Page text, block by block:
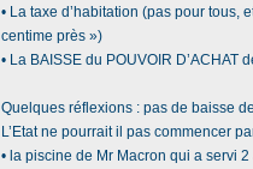
• La taxe d’habitation (pas pour tous,
centime près »)
• La BAISSE du POUVOIR D’ACHAT
Quelques réflexions : pas de baisse
L’Etat ne pourrait il pas commencer
• la piscine de Mr Macron qui a servi